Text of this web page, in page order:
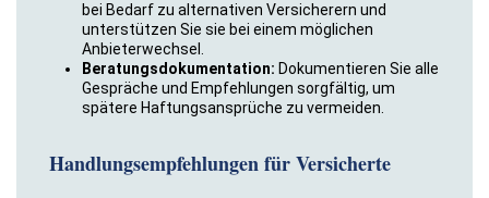
bei Bedarf zu alternativen Versicherern und
unterstützen Sie sie bei einem möglichen
Anbieterwechsel.
Beratungsdokumentation: Dokumentieren Sie alle
Gespräche und Empfehlungen sorgfältig, um
spätere Haftungsansprüche zu vermeiden.
Handlungsempfehlungen für Versicherte